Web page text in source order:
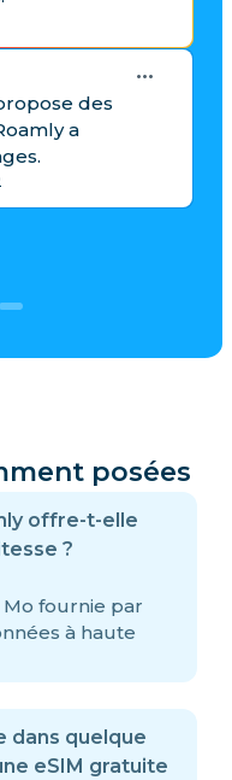
des
a
posées
offre-t-elle
?
Mo fournie par
à haute
dans quelque
eSIM gratuite